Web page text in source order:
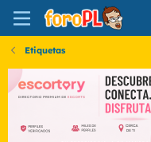
Etiquetas